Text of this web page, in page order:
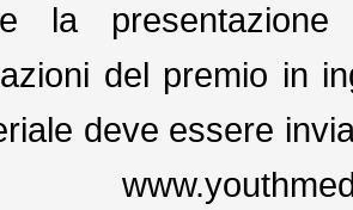
la
del premio in
deve essere